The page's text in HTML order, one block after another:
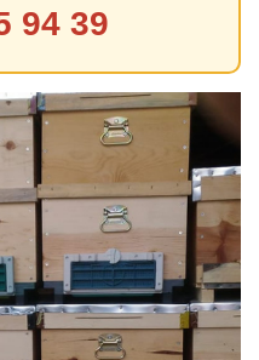
94 39